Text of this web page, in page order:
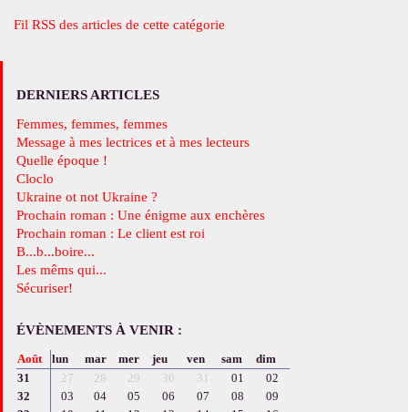
Fil RSS des articles de cette catégorie
DERNIERS ARTICLES
Femmes, femmes, femmes
Message à mes lectrices et à mes lecteurs
Quelle époque !
Cloclo
Ukraine ot not Ukraine ?
Prochain roman : Une énigme aux enchères
Prochain roman : Le client est roi
B...b...boire...
Les mêms qui...
Sécuriser!
ÉVÈNEMENTS À VENIR :
Août lun mar mer jeu ven sam
dim
31
27 28 29 30 31 01
02
32
03 04 05 06 07 08
09